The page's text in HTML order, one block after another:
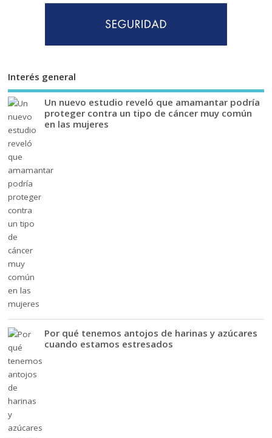
Interés general
Un nuevo estudio reveló que amamantar podría
proteger contra un tipo de cáncer muy común
en las mujeres
Por qué tenemos antojos de harinas y azúcares
cuando estamos estresados